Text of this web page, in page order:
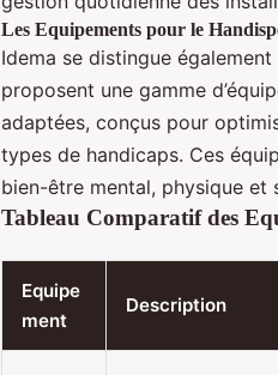
Les Equipements pour le
Idema se distingue
proposent une gamme
adaptées, conçus pour
types de handicaps. Ces
bien-être mental, physique et
Tableau Comparatif des
Equipe
ment
Description